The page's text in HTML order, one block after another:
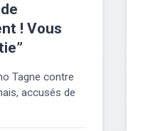
! Vous
Tagne contre
accusés de